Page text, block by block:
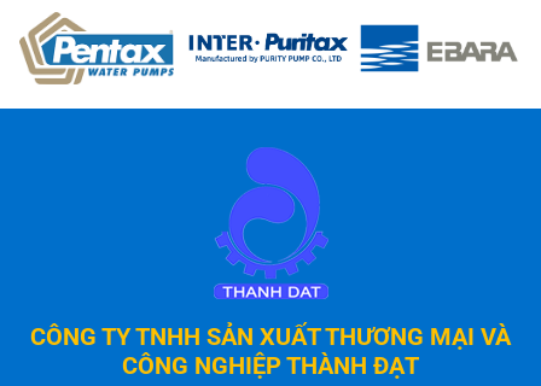
CÔNG TY TNHH SẢN XUẤT THƯƠNG MẠI VÀ
CÔNG NGHIỆP THÀNH ĐẠT